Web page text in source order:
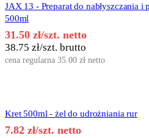
JAX 13 - Preparat do nabłyszczania
500ml
31.50 zł/szt. netto
38.75 zł/szt. brutto
cena regularna 35.00 zł netto
Kret 500ml - żel do udrożniania rur
7.82 zł/szt. netto